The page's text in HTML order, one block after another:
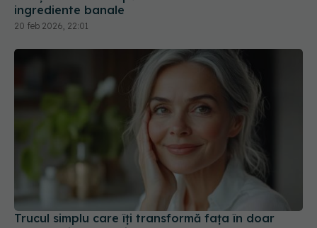
Trucul simplu care îți transformă fața în doar
câteva minute pe zi
22 sep 2025, 21:24